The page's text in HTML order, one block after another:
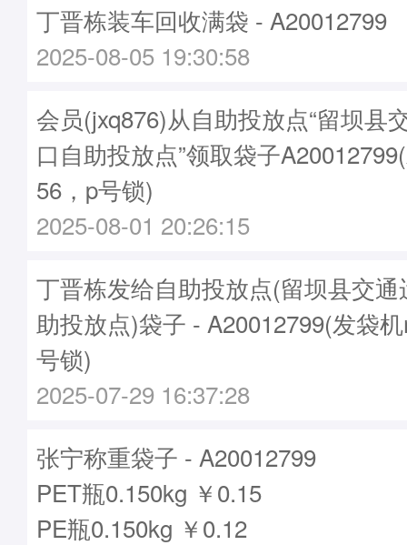
丁晋栋装车回收满袋 - A20012799
2025-08-05 19:30:58
会员(jxq876)从自助投放点“留坝县
口自助投放点”领取袋子
56，p号锁)
2025-08-01 20:26:15
丁晋栋发给自助投放点(留坝县交
助投放点)袋子 - A20012799(发袋
号锁)
2025-07-29 16:37:28
张宁称重袋子 - A20012799
PET瓶0.150kg ￥0.15
PE瓶0.150kg ￥0.12